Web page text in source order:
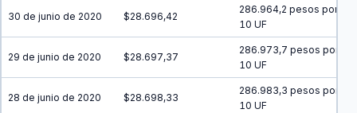
30 de junio de 2020 $28.696,42
286.964,2 pesos por
10 UF
29 de junio de 2020 $28.697,37
286.973,7 pesos por
10 UF
28 de junio de 2020 $28.698,33
286.983,3 pesos por
10 UF